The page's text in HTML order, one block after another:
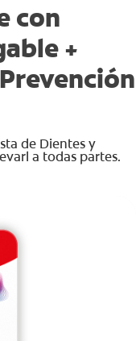
con
+
de Dientes y
a todas partes.